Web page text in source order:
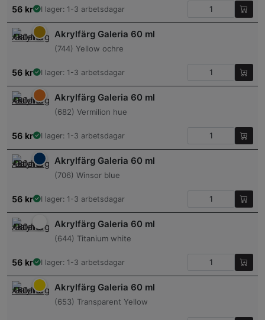
56 kr I lager: 1-3 arbetsdagar
Akrylfärg Galeria 60 ml
(744) Yellow ochre
56 kr I lager: 1-3 arbetsdagar
Akrylfärg Galeria 60 ml
(682) Vermilion hue
56 kr I lager: 1-3 arbetsdagar
Akrylfärg Galeria 60 ml
(706) Winsor blue
56 kr I lager: 1-3 arbetsdagar
Akrylfärg Galeria 60 ml
(644) Titanium white
56 kr I lager: 1-3 arbetsdagar
Akrylfärg Galeria 60 ml
(653) Transparent Yellow